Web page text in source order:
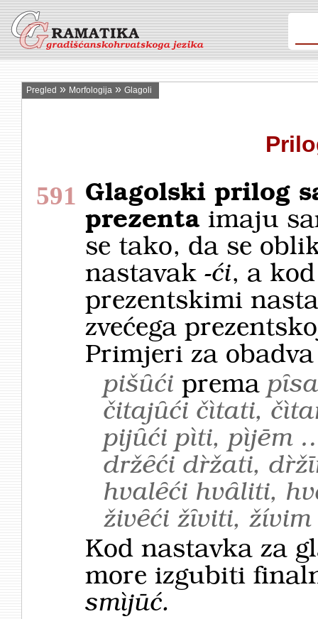
Pregled » Morfologija » Glagoli
591 Glagolski prilog
prezenta imaju
se tako, da se
nastavak -ći, a
prezentskimi
zvećega
Primjeri za
pišȗćiprema
čitajȗći čìtati,
pijȗći pìti, pìjēm
držȇći dȑžati,
hvalȇći hvȃliti,
živȇći žȋviti,
Kod nastavka za
more izgubiti
smìjūć.